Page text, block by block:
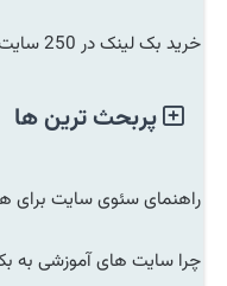
خرید بک لینک در 250 سایت چه مزایایی دارد؟
پربحث ترین ها
راهنمای سئوی سایت
چرا سایت های آموزشی به